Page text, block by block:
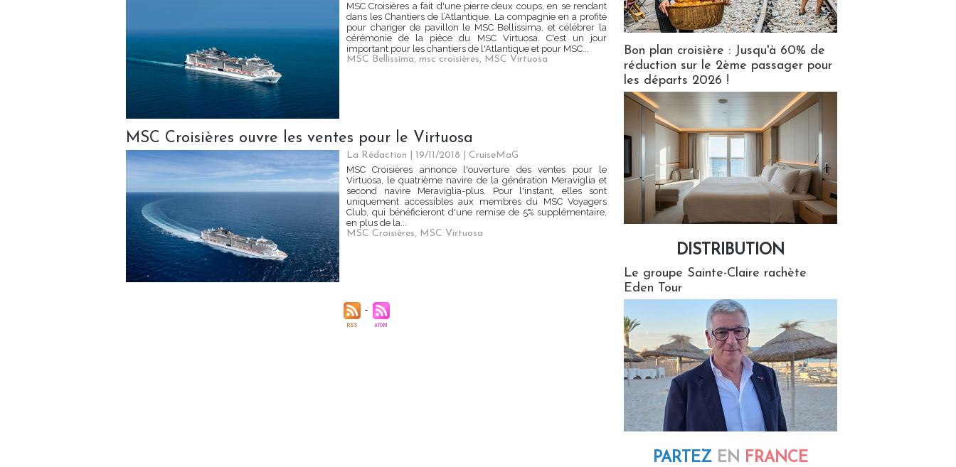
MSC Croisières a fait d'une pierre deux coups, en se rendant
dans les Chantiers de l’Atlantique. La compagnie en a profité
pour changer de pavillon le MSC Bellissima, et célébrer la
cérémonie de la pièce du MSC Virtuosa. C'est un jour
important pour les chantiers de l'Atlantique et pour MSC...
MSC Bellissima, msc croisières, MSC Virtuosa
MSC Croisières ouvre les ventes pour le Virtuosa
La Rédaction | 19/11/2018
CruiseMaG
MSC Croisières annonce l'ouverture des ventes pour le
Virtuosa, le quatrième navire de la génération Meraviglia et
second navire Meraviglia-plus. Pour l'instant, elles sont
uniquement accessibles aux membres du MSC Voyagers
Club, qui bénéficieront d'une remise de 5% supplémentaire,
en plus de la...
MSC Croisières, MSC Virtuosa
Bon plan croisière : Jusqu'à 60% de
réduction sur le 2ème passager pour
les départs 2026 !
DISTRIBUTION
Le groupe Sainte-Claire rachète
Eden Tour
PARTEZ EN FRANCE